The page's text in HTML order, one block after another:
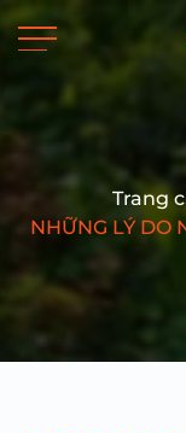
Trang
NHỮNG LÝ DO